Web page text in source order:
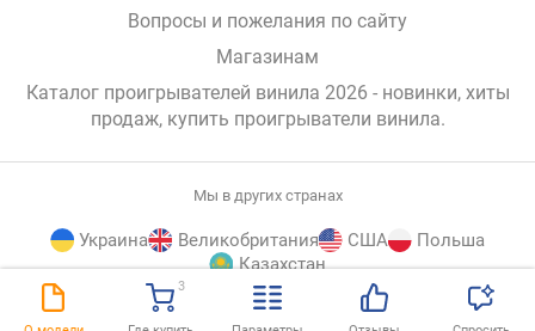
3
Вопросы и пожелания по сайту
Магазинам
Каталог проигрывателей винила 2026 - новинки, хиты
продаж, купить проигрыватели винила.
Мы в других странах
Украина Великобритания США
Польша
Казахстан